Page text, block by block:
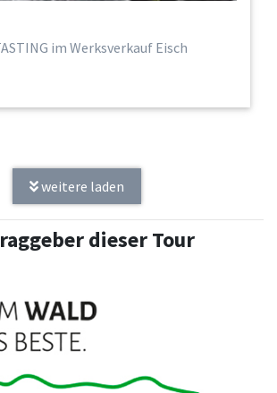
im Werksverkauf Eisch
weitere laden
dieser Tour